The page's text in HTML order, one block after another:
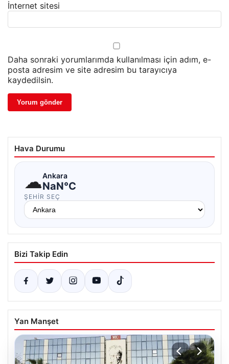
İnternet sitesi
Daha sonraki yorumlarımda kullanılması için adım, e-
posta adresim ve site adresim bu tarayıcıya
kaydedilsin.
Hava Durumu
☁Ankara
NaN°C
ŞEHIR SEÇ
Bizi Takip Edin
Yan Manşet